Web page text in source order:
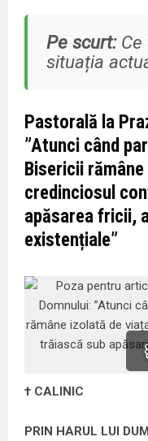
Pe scurt:Ce
situația
Pastorală la
”Atunci când
Bisericii
credinciosul
apăsarea fricii,
existențiale”
† CALINIC
PRIN HARUL LUI